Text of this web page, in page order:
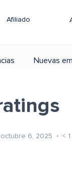
Afiliado
Nuevas
6, 2025 < 1